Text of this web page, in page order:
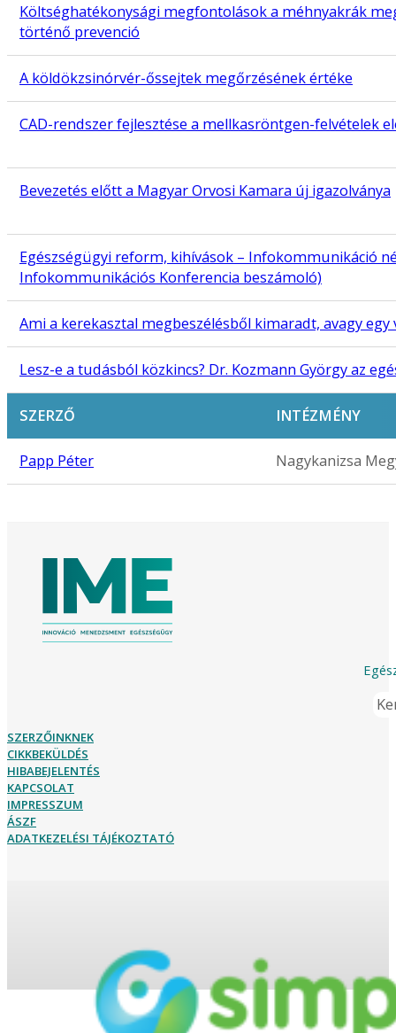
Költséghatékonysági megfontolások a méhnyakrák
történő prevenció
A köldökzsinórvér-őssejtek megőrzésének értéke
CAD-rendszer fejlesztése a mellkasröntgen-felvételek
Bevezetés előtt a Magyar Orvosi Kamara új igazolványa
Egészségügyi reform, kihívások – Infokommunikáció
Infokommunikációs Konferencia beszámoló)
Ami a kerekasztal megbeszélésből kimaradt, avagy
Lesz-e a tudásból közkincs? Dr. Kozmann György az
SZERZŐ INTÉZMÉNY
Papp Péter Nagykanizsa
SZERZŐINKNEK
CIKKBEKÜLDÉS
HIBABEJELENTÉS
KAPCSOLAT
IMPRESSZUM
ÁSZF
ADATKEZELÉSI TÁJÉKOZTATÓ